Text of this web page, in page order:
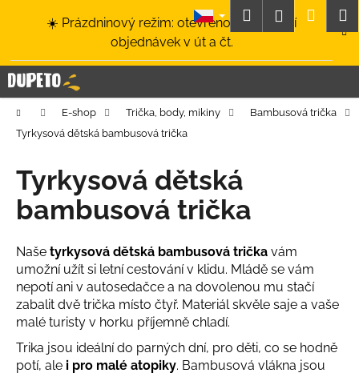
☀️ Prázdninový režim: otevřeno a odesílání
objednávek v út a čt.
HledatPřihlášení
Domů E-shop Trička, body, mikiny
Bambusová trička
Tyrkysová dětská bambusová trička
Tyrkysová dětská
bambusová trička
Naše tyrkysová dětská bambusová trička vám
umožní užít si letní cestování v klidu. Mládě se vám
nepotí ani v autosedačce a na dovolenou mu stačí
zabalit dvě trička místo čtyř. Materiál skvěle saje a vaše
malé turisty v horku příjemně chladí.
Trika jsou ideální do parných dní, pro děti, co se hodně
potí, ale i pro malé atopiky. Bambusová vlákna jsou
í
k C
o
p
t
ř
e
u
j
e
t
e
n